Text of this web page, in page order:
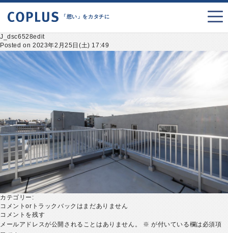
「想い」をカタチに
J_dsc6528edit
Posted on 2023年2月25日(土) 17:49
カテゴリー:
コメントorトラックバックはまだありません
コメントを残す
メールアドレスが公開されることはありません。
※ が付いている欄は必須項